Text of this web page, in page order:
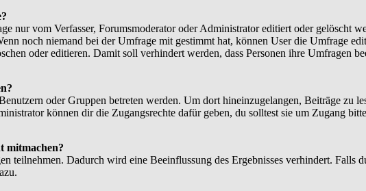
nur vom Verfasser, Forumsmoderator oder Administrator editiert oder gelöscht
noch niemand bei der Umfrage mit gestimmt hat, können User die Umfrage
oder editieren. Damit soll verhindert werden, dass Personen ihre Umfragen
oder Gruppen betreten werden. Um dort hineinzugelangen, Beiträge zu
können dir die Zugangsrechte dafür geben, du solltest sie um Zugang
mitmachen?
teilnehmen. Dadurch wird eine Beeinflussung des Ergebnisses verhindert. Falls